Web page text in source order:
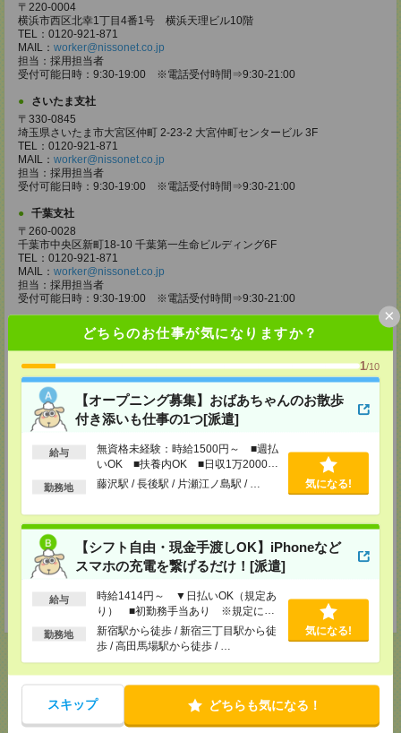
どちらのお仕事が気になりますか？
1/10
【オープニング募集】おばあちゃんのお散歩
付き添いも仕事の1つ[派遣]
給与
無資格未経験：時給1500円～ ■週払
いOK ■扶養内OK ■日収1万2000円
以上
勤務地 藤沢駅 / 長後駅 / 片瀬江ノ島駅 / … 気になる!
【シフト自由・現金手渡しOK】iPhoneなど
スマホの充電を繋げるだけ！[派遣]
給与
時給1414円～ ▼日払いOK（規定あ
り） ■初勤務手当あり ※規定によ
る
勤務地
新宿駅から徒歩 / 新宿三丁目駅から徒
歩 / 高田馬場駅から徒歩 / …
気になる!
スキップ どちらも気になる！
×
〒220-0004
横浜市西区北幸1丁目4番1号 横浜天理ビル10階
TEL：0120-921-871
MAIL： worker@nissonet.co.jp
担当：採用担当者
受付可能日時：9:30-19:00 ※電話受付時間⇒9:30-21:00
さいたま支社
〒330-0845
埼玉県さいたま市大宮区仲町 2-23-2 大宮仲町センタービル 3F
TEL：0120-921-871
MAIL： worker@nissonet.co.jp
担当：採用担当者
受付可能日時：9:30-19:00 ※電話受付時間⇒9:30-21:00
千葉支社
〒260-0028
千葉市中央区新町18-10 千葉第一生命ビルディング6F
TEL：0120-921-871
MAIL： worker@nissonet.co.jp
担当：採用担当者
受付可能日時：9:30-19:00 ※電話受付時間⇒9:30-21:00
〒310-0011 茨城県水戸市三の丸1-4-73 水戸京成ビル4F
MAIL：worker@nissonet.co.jp
担当：採用担当者
受付可能日時：9:30-19:00 ※電話受付時間⇒9:30-21:00
宇都宮支社
〒320-0811 栃木県宇都宮市大通り1-2-11 フコク生命ビル4F
TEL：0120-921-871
worker@nissonet.co.jp
担当：採用担当者
受付可能日時：9:30-19:00 ※電話受付時間⇒9:30-21:00
高崎支社
埼玉県さいたま市大宮区仲町2-23-2 大宮仲町センタービル3F（さいたま
支社内）
TEL：0120-921-871
MAIL：
worker@nissonet.co.jp
担当：採用担当者
受付可能日時：9:30-19:00 ※電話受付時間⇒9:30-21:00
応募ページへ